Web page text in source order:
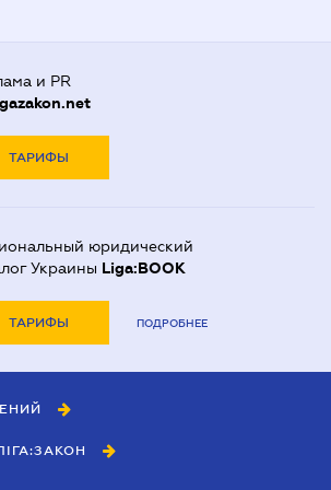
и PR
ТАРИФЫ
юридический
Украины Liga:BOOK
ТАРИФЫ ПОДРОБНЕЕ